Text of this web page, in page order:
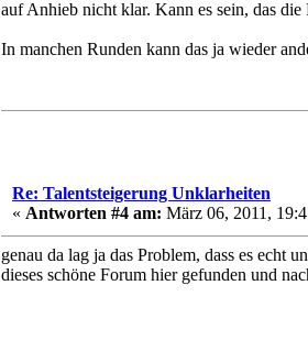
auf Anhieb nicht klar. Kann es sein, das
In manchen Runden kann das ja wieder
Re: Talentsteigerung Unklarheiten
« Antworten #4 am: März 06, 2011,
genau da lag ja das Problem, dass es echt
dieses schöne Forum hier gefunden und